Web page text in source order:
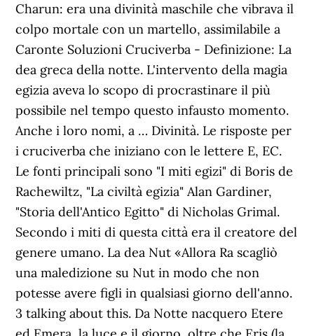
Charun: era una divinità maschile che vibrava il
colpo mortale con un martello, assimilabile a
Caronte Soluzioni Cruciverba - Definizione: La
dea greca della notte. L'intervento della magia
egizia aveva lo scopo di procrastinare il più
possibile nel tempo questo infausto momento.
Anche i loro nomi, a … Divinità. Le risposte per
i cruciverba che iniziano con le lettere E, EC.
Le fonti principali sono "I miti egizi" di Boris de
Rachewiltz, "La civiltà egizia" Alan Gardiner,
"Storia dell'Antico Egitto" di Nicholas Grimal.
Secondo i miti di questa città era il creatore del
genere umano. La dea Nut «Allora Ra scagliò
una maledizione su Nut in modo che non
potesse avere figli in qualsiasi giorno dell'anno.
3 talking about this. Da Notte nacquero Etere